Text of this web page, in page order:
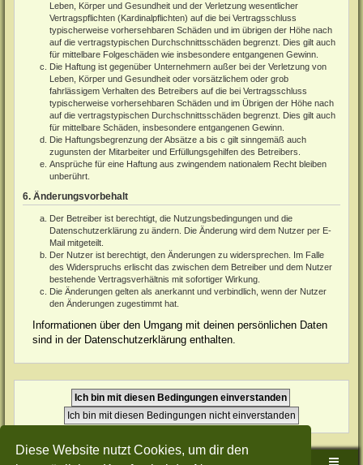
Diese Website nutzt Cookies, um dir den
Leben, Körper und Gesundheit und der Verletzung wesentlicher
Vertragspflichten (Kardinalpflichten) auf die bei Vertragsschluss
typischerweise vorhersehbaren Schäden und im übrigen der Höhe nach
auf die vertragstypischen Durchschnittsschäden begrenzt. Dies gilt auch
für mittelbare Folgeschäden wie insbesondere entgangenen Gewinn.
Die Haftung ist gegenüber Unternehmern außer bei der Verletzung von
Leben, Körper und Gesundheit oder vorsätzlichem oder grob
fahrlässigem Verhalten des Betreibers auf die bei Vertragsschluss
typischerweise vorhersehbaren Schäden und im Übrigen der Höhe nach
auf die vertragstypischen Durchschnittsschäden begrenzt. Dies gilt auch
für mittelbare Schäden, insbesondere entgangenen Gewinn.
Die Haftungsbegrenzung der Absätze a bis c gilt sinngemäß auch
zugunsten der Mitarbeiter und Erfüllungsgehilfen des Betreibers.
Ansprüche für eine Haftung aus zwingendem nationalem Recht bleiben
unberührt.
6. Änderungsvorbehalt
Der Betreiber ist berechtigt, die Nutzungsbedingungen und die
Datenschutzerklärung zu ändern. Die Änderung wird dem Nutzer per E-
Mail mitgeteilt.
Der Nutzer ist berechtigt, den Änderungen zu widersprechen. Im Falle
des Widerspruchs erlischt das zwischen dem Betreiber und dem Nutzer
bestehende Vertragsverhältnis mit sofortiger Wirkung.
Die Änderungen gelten als anerkannt und verbindlich, wenn der Nutzer
den Änderungen zugestimmt hat.
Informationen über den Umgang mit deinen persönlichen Daten
sind in der Datenschutzerklärung enthalten.
Sudden-Strike-Maps.de Hauptseite Foren-Übersicht